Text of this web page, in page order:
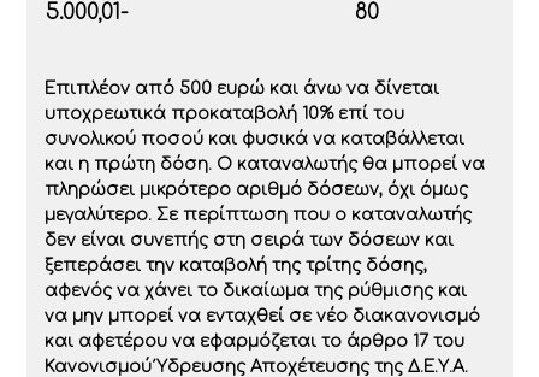
5.000,01-
80
Επιπλέον από 500 ευρώ και άνω να δίνεται
υποχρεωτικά προκαταβολή 10% επί του
συνολικού ποσού και φυσικά να καταβάλλεται
και η πρώτη δόση. Ο καταναλωτής θα μπορεί να
πληρώσει μικρότερο αριθμό δόσεων, όχι όμως
μεγαλύτερο. Σε περίπτωση που ο καταναλωτής
δεν είναι συνεπής στη σειρά των δόσεων και
ξεπεράσει την καταβολή της τρίτης δόσης,
αφενός να χάνει το δικαίωμα της ρύθμισης και
να μην μπορεί να ενταχθεί σε νέο διακανονισμό
και αφετέρου να εφαρμόζεται το άρθρο 17 του
Κανονισμού Ύδρευσης Αποχέτευσης της Δ.Ε.Υ.Α.